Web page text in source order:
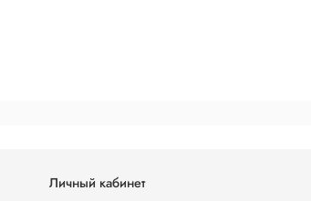
Личный кабинет